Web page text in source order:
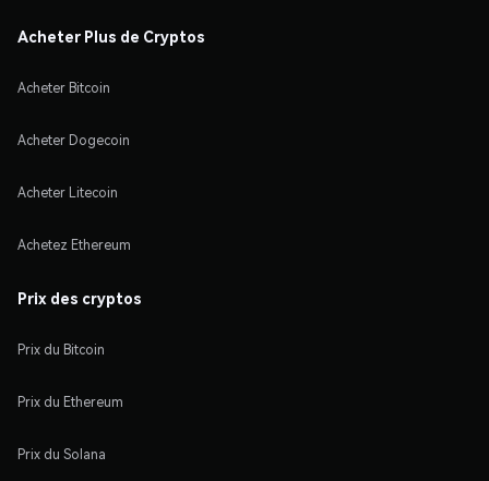
Acheter Plus de Cryptos
Acheter Bitcoin
Acheter Dogecoin
Acheter Litecoin
Achetez Ethereum
Prix des cryptos
Prix du Bitcoin
Prix du Ethereum
Prix du Solana